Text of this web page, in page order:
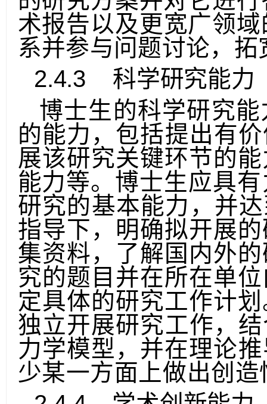
的研究方案并对它进
术报告以及更宽广领
系并参与问题讨论，
2.4.3
科学研究能力
博士生的科学研究
的能力，包括提出有
展该研究关键环节的
能力等。博士生应具
研究的基本能力，并
指导下，明确拟开展
集资料，了解国内外
究的题目并在所在单
定具体的研究工作计
独立开展研究工作，
力学模型，并在理论推
少某一方面上做出创造